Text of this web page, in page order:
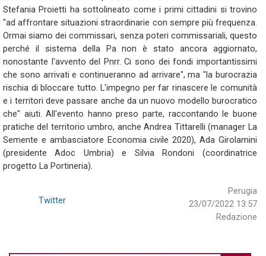
Stefania Proietti ha sottolineato come i primi cittadini si trovino
"ad affrontare situazioni straordinarie con sempre più frequenza.
Ormai siamo dei commissari, senza poteri commissariali, questo
perché il sistema della Pa non è stato ancora aggiornato,
nonostante l'avvento del Pnrr. Ci sono dei fondi importantissimi
che sono arrivati e continueranno ad arrivare", ma "la burocrazia
rischia di bloccare tutto. L'impegno per far rinascere le comunità
e i territori deve passare anche da un nuovo modello burocratico
che" aiuti. All'evento hanno preso parte, raccontando le buone
pratiche del territorio umbro, anche Andrea Tittarelli (manager La
Semente e ambasciatore Economia civile 2020), Ada Girolamini
(presidente Adoc Umbria) e Silvia Rondoni (coordinatrice
progetto La Portineria).
Perugia
23/07/2022 13:57
Redazione
Twitter